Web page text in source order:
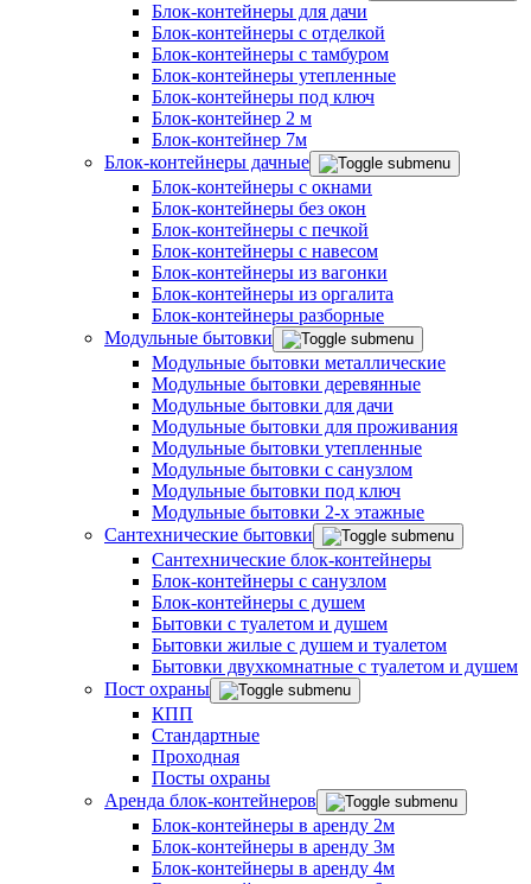
Блок-контейнеры для дачи
Блок-контейнеры с отделкой
Блок-контейнеры с тамбуром
Блок-контейнеры утепленные
Блок-контейнеры под ключ
Блок-контейнер 2 м
Блок-контейнер 7м
Блок-контейнеры дачные
Блок-контейнеры с окнами
Блок-контейнеры без окон
Блок-контейнеры с печкой
Блок-контейнеры с навесом
Блок-контейнеры из вагонки
Блок-контейнеры из оргалита
Блок-контейнеры разборные
Модульные бытовки
Модульные бытовки металлические
Модульные бытовки деревянные
Модульные бытовки для дачи
Модульные бытовки для проживания
Модульные бытовки утепленные
Модульные бытовки с санузлом
Модульные бытовки под ключ
Модульные бытовки 2-х этажные
Сантехнические бытовки
Сантехнические блок-контейнеры
Блок-контейнеры с санузлом
Блок-контейнеры с душем
Бытовки с туалетом и душем
Бытовки жилые с душем и туалетом
Бытовки двухкомнатные с туалетом и душем
Пост охраны
КПП
Стандартные
Проходная
Посты охраны
Аренда блок-контейнеров
Блок-контейнеры в аренду 2м
Блок-контейнеры в аренду 3м
Блок-контейнеры в аренду 4м